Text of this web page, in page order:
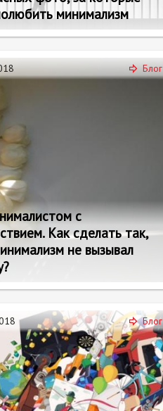
минимализм
Блог
с
Как сделать так,
не вызывал
Блог